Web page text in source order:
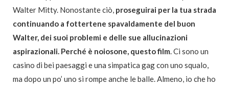
Walter Mitty. Nonostante ciò, proseguirai per la tua strada
continuando a fottertene spavaldamente del buon
Walter, dei suoi problemi e delle sue allucinazioni
aspirazionali. Perché è noiosone, questo film. Ci sono un
casino di bei paesaggi e una simpatica gag con uno squalo,
ma dopo un po’ uno si rompe anche le balle. Almeno, io che ho